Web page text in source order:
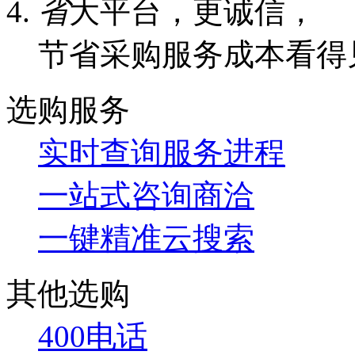
省大平台，更诚信，
节省采购服务成本看得
选购服务
实时查询服务进程
一站式咨询商洽
一键精准云搜索
其他选购
400电话